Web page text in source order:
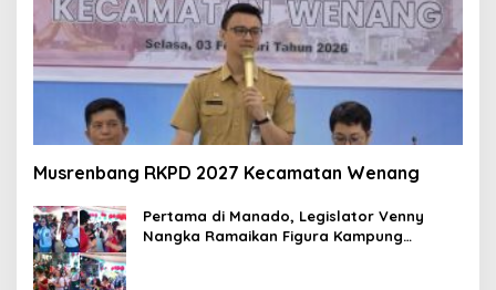
Musrenbang RKPD 2027 Kecamatan Wenang
Pertama di Manado, Legislator Venny
Nangka Ramaikan Figura Kampung